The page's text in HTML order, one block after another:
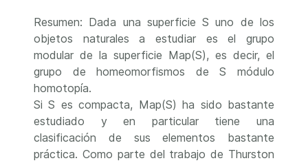
Resumen: Dada una superficie S uno de los
objetos naturales a estudiar es el grupo
modular de la superficie Map(S), es decir, el
grupo de homeomorfismos de S módulo
homotopía.
Si S es compacta, Map(S) ha sido bastante
estudiado y en particular tiene una
clasificación de sus elementos bastante
práctica. Como parte del trabajo de Thurston